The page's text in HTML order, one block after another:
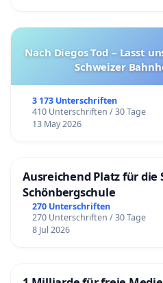
Nach Diegos Tod – Lasst
Schweizer
3 173 Unterschriften
410 Unterschriften / 30 Tage
13 May 2026
Ausreichend Platz für die
Schönbergschule
270 Unterschriften
270 Unterschriften / 30 Tage
8 Jul 2026